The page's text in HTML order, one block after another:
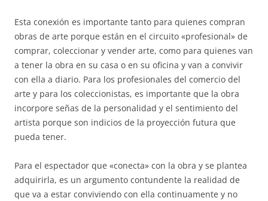
Esta conexión es importante tanto para quienes compran
obras de arte porque están en el circuito «profesional» de
comprar, coleccionar y vender arte, como para quienes van
a tener la obra en su casa o en su oficina y van a convivir
con ella a diario. Para los profesionales del comercio del
arte y para los coleccionistas, es importante que la obra
incorpore señas de la personalidad y el sentimiento del
artista porque son indicios de la proyección futura que
pueda tener.
Para el espectador que «conecta» con la obra y se plantea
adquirirla, es un argumento contundente la realidad de
que va a estar conviviendo con ella continuamente y no